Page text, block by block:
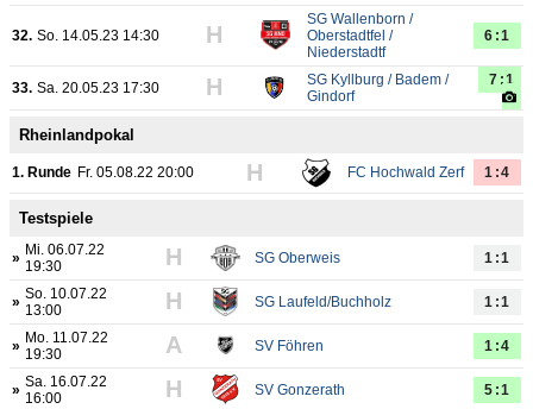
32. So. 14.05.23 14:30 H
SG Wallenborn /
Oberstadtfel /
Niederstadtf
6:1
33. Sa. 20.05.23 17:30 H
SG Kyllburg / Badem /
Gindorf
7:1
Rheinlandpokal
1. Runde Fr. 05.08.22 20:00 H FC Hochwald Zerf 1:4
Testspiele
» Mi. 06.07.22
19:30
H SG Oberweis 1:1
» So. 10.07.22
13:00
H SG Laufeld/Buchholz 1:1
» Mo. 11.07.22
19:30
A SV Föhren 1:4
» Sa. 16.07.22
16:00
H SV Gonzerath 5:1